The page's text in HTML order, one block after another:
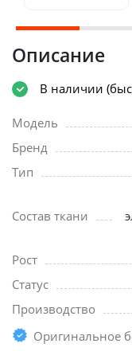
Описание
В наличии
Модель
Бренд
Тип
Состав ткани
Рост
Статус
Производство
Оригинальное